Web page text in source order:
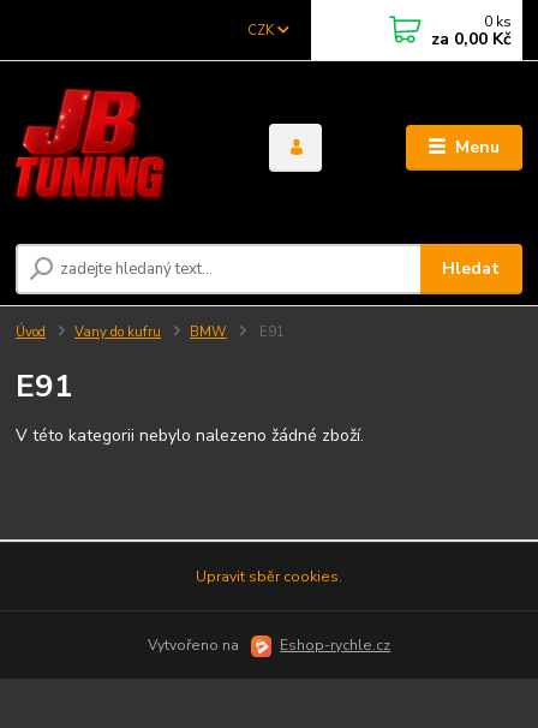
Menu
CZK
Hledat
0 ks
za 0,00 Kč
Úvod Vany do kufru BMW E91
E91
V této kategorii nebylo nalezeno žádné zboží.
Upravit sběr cookies.
Vytvořeno na Eshop-rychle.cz